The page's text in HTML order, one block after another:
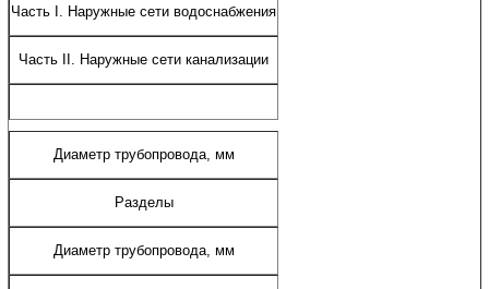
Часть I. Наружные сети водоснабжения
Часть II. Наружные сети канализации
Диаметр трубопровода, мм
Разделы
Диаметр трубопровода, мм